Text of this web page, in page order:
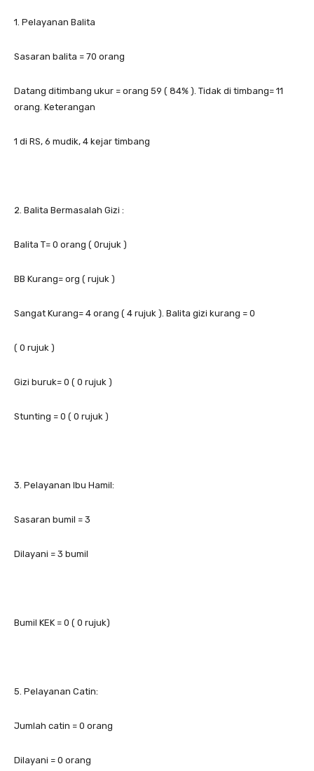
1. Pelayanan Balita
Sasaran balita = 70 orang
Datang ditimbang ukur = orang 59 ( 84% ). Tidak di timbang= 11
orang. Keterangan
1 di RS, 6 mudik, 4 kejar timbang
2. Balita Bermasalah Gizi :
Balita T= 0 orang ( 0rujuk )
BB Kurang= org ( rujuk )
Sangat Kurang= 4 orang ( 4 rujuk ). Balita gizi kurang = 0
( 0 rujuk )
Gizi buruk= 0 ( 0 rujuk )
Stunting = 0 ( 0 rujuk )
3. Pelayanan Ibu Hamil:
Sasaran bumil = 3
Dilayani = 3 bumil
Bumil KEK = 0 ( 0 rujuk)
5. Pelayanan Catin:
Jumlah catin = 0 orang
Dilayani = 0 orang